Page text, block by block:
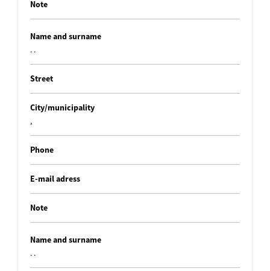
Note
Name and surname
. .
Street
City/municipality
,
Phone
E-mail adress
Note
Name and surname
. .